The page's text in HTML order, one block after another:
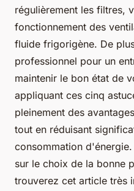
régulièrement les filtres,
fonctionnement des
fluide frigorigène. De
professionnel pour un
maintenir le bon état de
appliquant ces cinq
pleinement des
tout en réduisant
consommation
sur le choix de la bonne
trouverez cet article très